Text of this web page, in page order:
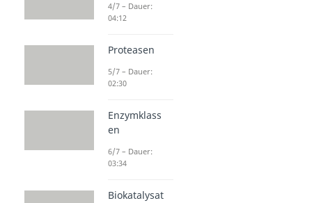
4/7 – Dauer:
04:12
Proteasen
5/7 – Dauer:
02:30
Enzymklass
en
6/7 – Dauer:
03:34
Biokatalysat